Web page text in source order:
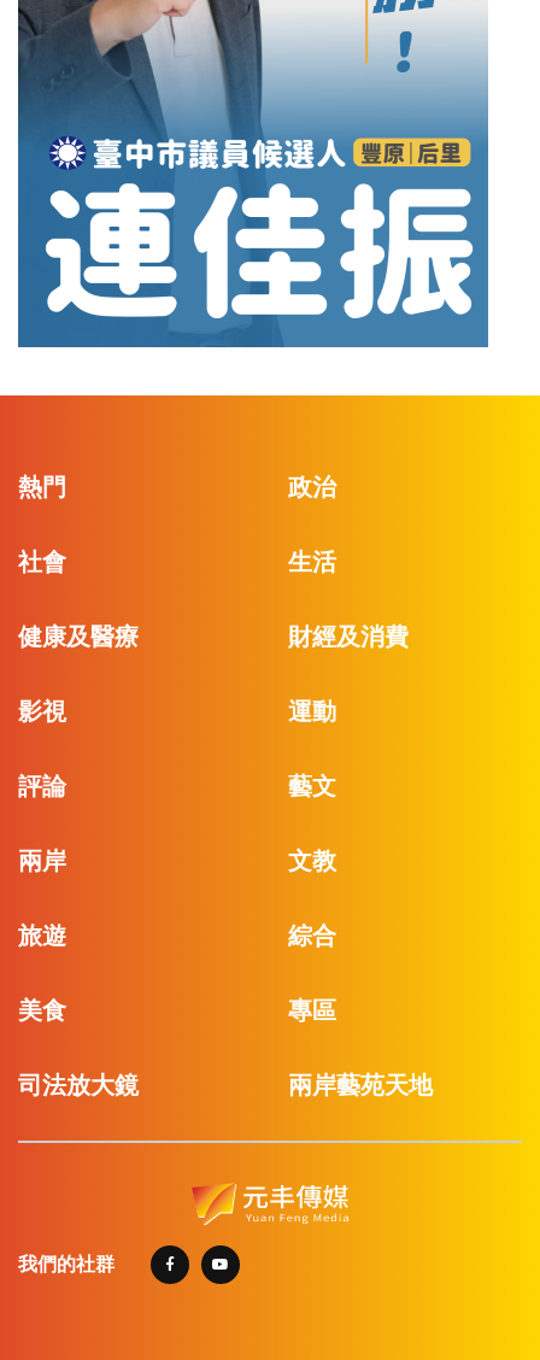
熱門 政治
社會 生活
健康及醫療 財經及消費
影視 運動
評論 藝文
兩岸 文教
旅遊 綜合
美食 專區
司法放大鏡 兩岸藝苑天地
我們的社群